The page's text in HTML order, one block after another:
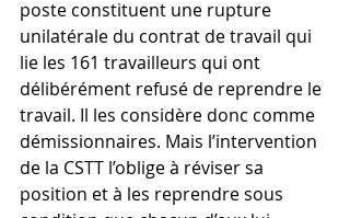
poste constituent une rupture
unilatérale du contrat de travail qui
lie les 161 travailleurs qui ont
délibérément refusé de reprendre le
travail. Il les considère donc comme
démissionnaires. Mais l’intervention
de la CSTT l’oblige à réviser sa
position et à les reprendre sous